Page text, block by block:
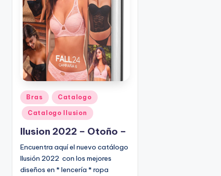
p
o
P
b
l
c
a
d
Bras Catalogo
Catalogo Ilusion
Ilusion 2022 – Otoño –
Encuentra aquí el nuevo catálogo
Ilusión 2022 con los mejores
diseños en * lencería * ropa